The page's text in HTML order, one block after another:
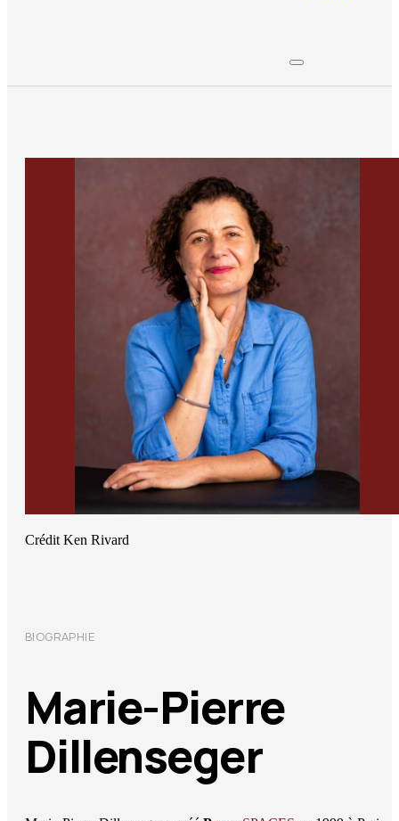
BIOGRAPHIE
Marie-Pierre
Dillenseger
Crédit Ken Rivard